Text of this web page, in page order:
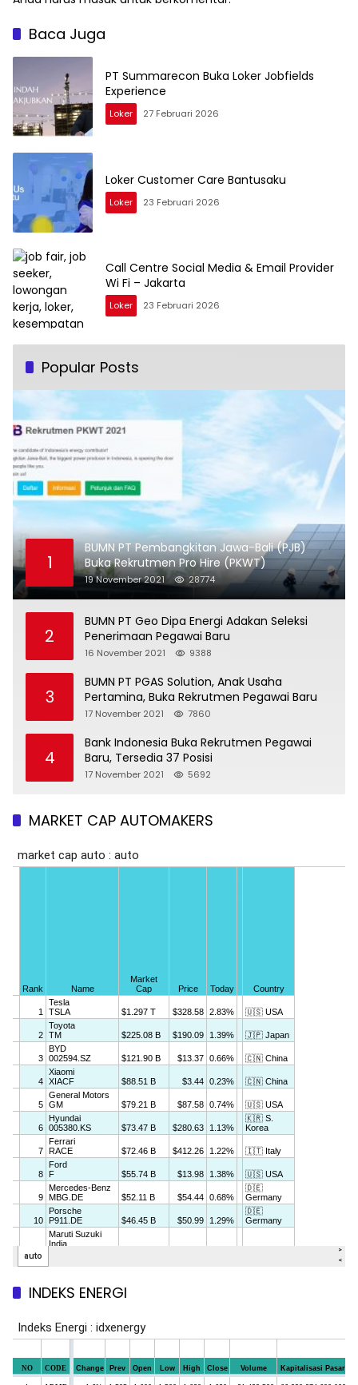
Baca Juga
PT Summarecon Buka Loker Jobfields
Experience
Loker 27 Februari 2026
Loker Customer Care Bantusaku
Loker 23 Februari 2026
Call Centre Social Media & Email Provider
Wi Fi – Jakarta
Loker 23 Februari 2026
Popular Posts
1
BUMN PT Pembangkitan Jawa-Bali (PJB)
Buka Rekrutmen Pro Hire (PKWT)
19 November 2021 28774
2
BUMN PT Geo Dipa Energi Adakan Seleksi
Penerimaan Pegawai Baru
16 November 2021 9388
3
BUMN PT PGAS Solution, Anak Usaha
Pertamina, Buka Rekrutmen Pegawai Baru
17 November 2021 7860
4
Bank Indonesia Buka Rekrutmen Pegawai
Baru, Tersedia 37 Posisi
17 November 2021 5692
MARKET CAP AUTOMAKERS
INDEKS ENERGI